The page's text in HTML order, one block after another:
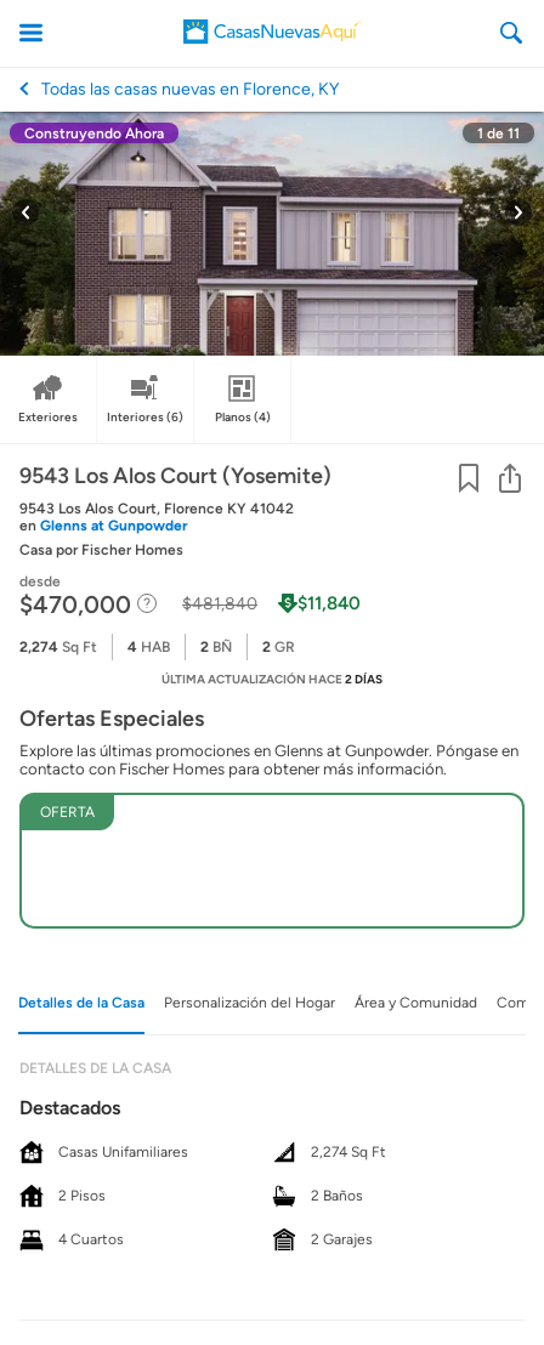
CasasNuevasAqui
Todas las casas nuevas en Florence, KY
Construyendo Ahora 1 de 11
Exteriores Interiores(6) Planos(4)
9543 Los Alos Court (Yosemite)
9543 Los Alos Court, Florence KY 41042
en Glenns at Gunpowder
Casa por Fischer Homes
desde
$470,000 $481,840 $11,840
2,274 Sq Ft 4 HAB 2 BÑ 2 GR
ÚLTIMA ACTUALIZACIÓN HACE2 DÍAS
Ofertas Especiales
Explore las últimas promociones en Glenns at Gunpowder. Póngase en
contacto con Fischer Homes para obtener más información.
OFERTA
Detalles de la Casa Personalización del Hogar Área y Comunidad
DETALLES DE LA CASA
Destacados
Casas Unifamiliares 2,274 Sq Ft
2 Pisos 2 Baños
4 Cuartos 2 Garajes